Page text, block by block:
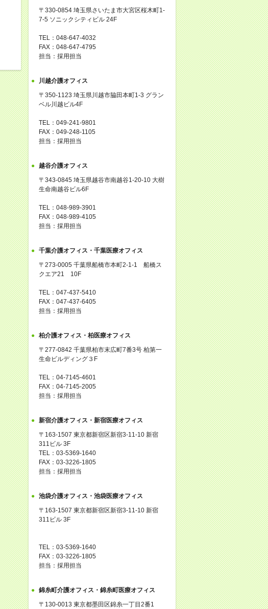
〒330-0854 埼玉県さいたま市大宮区桜木町1-
7-5 ソニックシティビル 24F
TEL：048-647-4032
FAX：048-647-4795
担当：採用担当
川越介護オフィス
〒350-1123 埼玉県川越市脇田本町1-3 グラン
ベル川越ビル4F
TEL：049-241-9801
FAX：049-248-1105
担当：採用担当
越谷介護オフィス
〒343-0845 埼玉県越谷市南越谷1-20-10 大樹
生命南越谷ビル6F
TEL：048-989-3901
FAX：048-989-4105
担当：採用担当
千葉介護オフィス・千葉医療オフィス
〒273-0005 千葉県船橋市本町2-1-1 船橋ス
クエア21 10F
TEL：047-437-5410
FAX：047-437-6405
担当：採用担当
柏介護オフィス・柏医療オフィス
〒277-0842 千葉県柏市末広町7番3号 柏第一
生命ビルディング３F
TEL：04-7145-4601
FAX：04-7145-2005
担当：採用担当
新宿介護オフィス・新宿医療オフィス
〒163-1507 東京都新宿区新宿3-11-10 新宿
311ビル 3F
TEL：03-5369-1640
FAX：03-3226-1805
担当：採用担当
池袋介護オフィス・池袋医療オフィス
〒163-1507 東京都新宿区新宿3-11-10 新宿
311ビル 3F
TEL：03-5369-1640
FAX：03-3226-1805
担当：採用担当
錦糸町介護オフィス・錦糸町医療オフィス
〒130-0013 東京都墨田区錦糸一丁目2番1